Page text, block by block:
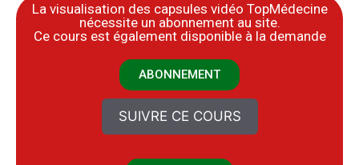
La visualisation des capsules vidéo TopMédecine
nécessite un abonnement au site.
​Ce cours est également disponible à la demande
ABONNEMENT
SUIVRE CE COURS